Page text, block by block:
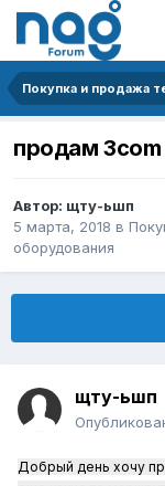
продам 3com
Автор: щту-ьшп
5 марта, 2018 в
оборудования
щту-ьшп
Добрый день хочу